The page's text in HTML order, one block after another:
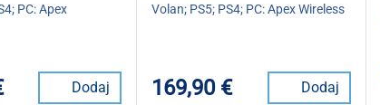
PC: Apex
Dodaj
Volan; PS5; PS4; PC: Apex Wireless
169,90 € Dodaj